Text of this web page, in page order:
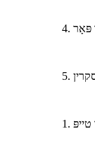
פּאָר
טייפּ